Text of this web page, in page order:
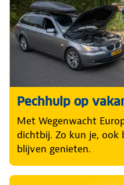
Pechhulp op
Met Wegenwacht
dichtbij. Zo kun je, ook
blijven genieten.